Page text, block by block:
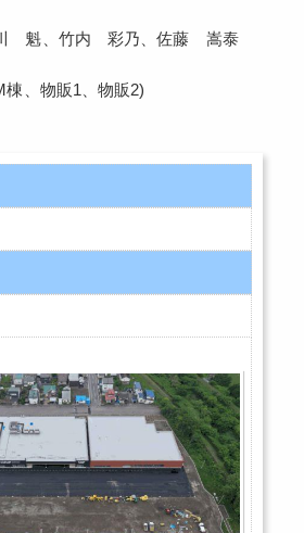
魁、竹内 彩乃、佐藤 嵩泰
、物販1、物販2)